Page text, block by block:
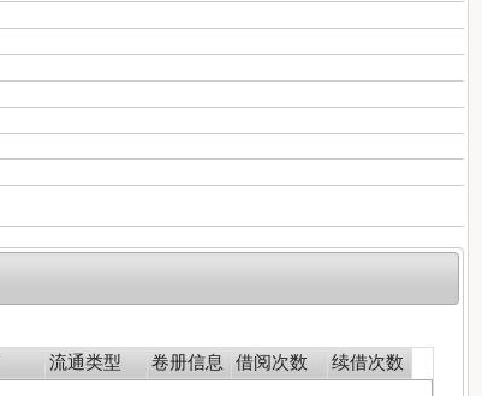
流通类型 卷册信息 借阅次数 续借次数